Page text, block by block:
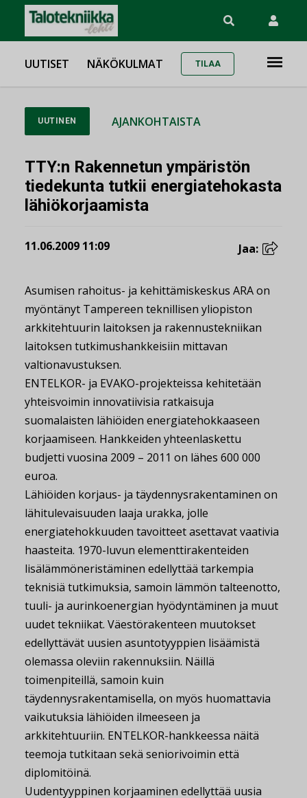
UUTISET NÄKÖKULMAT TILAA
UUTINEN AJANKOHTAISTA
TTY:n Rakennetun ympäristön
tiedekunta tutkii energiatehokasta
lähiökorjaamista
11.06.2009 11:09 Jaa:
Asumisen rahoitus- ja kehittämiskeskus ARA on
myöntänyt Tampereen teknillisen yliopiston
arkkitehtuurin laitoksen ja rakennustekniikan
laitoksen tutkimushankkeisiin mittavan
valtionavustuksen.
ENTELKOR- ja EVAKO-projekteissa kehitetään
yhteisvoimin innovatiivisia ratkaisuja
suomalaisten lähiöiden energiatehokkaaseen
korjaamiseen. Hankkeiden yhteenlaskettu
budjetti vuosina 2009 – 2011 on lähes 600 000
euroa.
Lähiöiden korjaus- ja täydennysrakentaminen on
lähitulevaisuuden laaja urakka, jolle
energiatehokkuuden tavoitteet asettavat vaativia
haasteita. 1970-luvun elementtirakenteiden
lisälämmöneristäminen edellyttää tarkempia
teknisiä tutkimuksia, samoin lämmön talteenotto,
tuuli- ja aurinkoenergian hyödyntäminen ja muut
uudet tekniikat. Väestörakenteen muutokset
edellyttävät uusien asuntotyyppien lisäämistä
olemassa oleviin rakennuksiin. Näillä
toimenpiteillä, samoin kuin
täydennysrakentamisella, on myös huomattavia
vaikutuksia lähiöiden ilmeeseen ja
arkkitehtuuriin. ENTELKOR-hankkeessa näitä
teemoja tutkitaan sekä seniorivoimin että
diplomitöinä.
Uudentyyppinen korjaaminen edellyttää uusia